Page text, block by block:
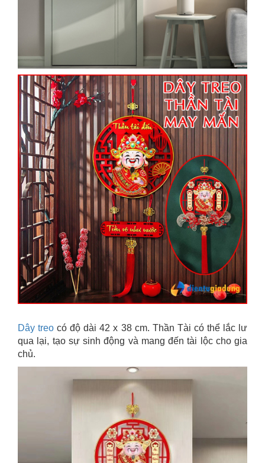
Dây treo có độ dài 42 x 38 cm. Thần Tài có thể lắc lư
qua lại, tạo sự sinh động và mang đến tài lộc cho gia
chủ.